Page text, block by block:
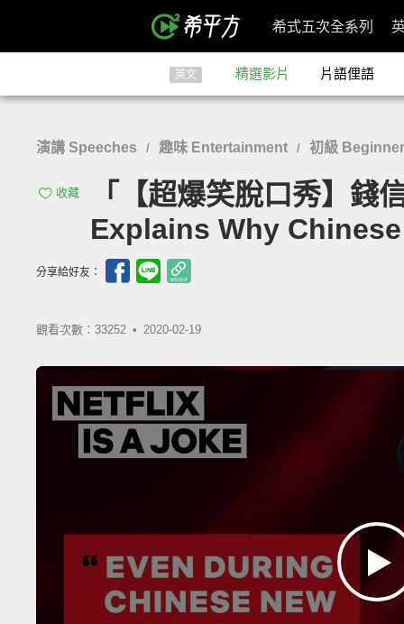
希式五次全系列
英文 精選影片 片語俚語
演講 Speeches / 趣味 Entertainment / 初級
收藏
「【超爆笑脫口秀】
Explains Why
分享給好友：
觀看次數：33252 • 2020-02-19